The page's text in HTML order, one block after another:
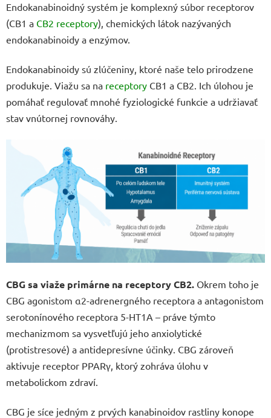
Endokanabinoidný systém je komplexný súbor receptorov
(CB1 a CB2 receptory), chemických látok nazývaných
endokanabinoidy a enzýmov.
Endokanabinoidy sú zlúčeniny, ktoré naše telo prirodzene
produkuje. Viažu sa na receptory CB1 a CB2. Ich úlohou je
pomáhať regulovať mnohé fyziologické funkcie a udržiavať
stav vnútornej rovnováhy.
CBG sa viaže primárne na receptory CB2. Okrem toho je
CBG agonistom α2-adrenergného receptora a antagonistom
serotonínového receptora 5-HT1A – práve týmto
mechanizmom sa vysvetľujú jeho anxiolytické
(protistresové) a antidepresívne účinky. CBG zároveň
aktivuje receptor PPARγ, ktorý zohráva úlohu v
metabolickom zdraví.
CBG je síce jedným z prvých kanabinoidov rastliny konope